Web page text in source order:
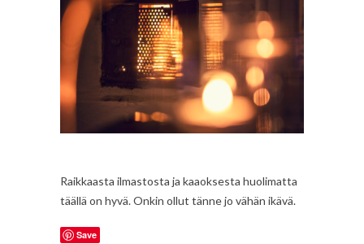
Raikkaasta ilmastosta ja kaaoksesta huolimatta
täällä on hyvä. Onkin ollut tänne jo vähän ikävä.
Save